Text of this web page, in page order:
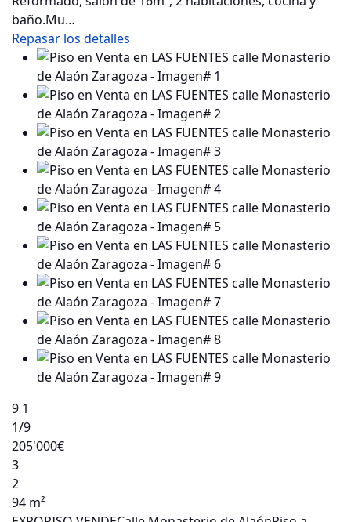
baño.Mu…
Repasar los detalles
9 1
1/9
205'000€
3
2
94 m²